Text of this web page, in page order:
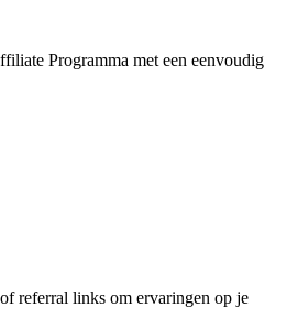
Programma met een eenvoudig
referral links om ervaringen op je